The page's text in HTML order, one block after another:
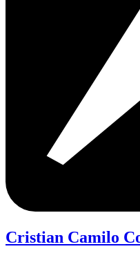
Cristian Camilo